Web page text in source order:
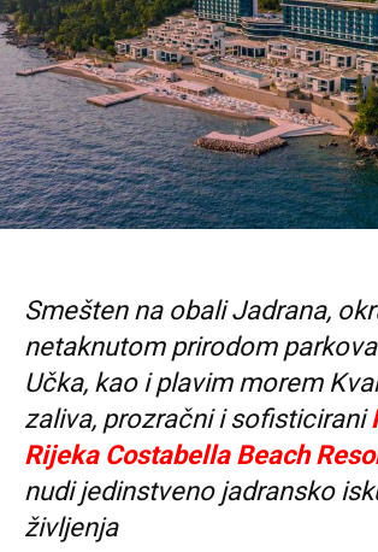
Smešten na obali Jadrana,
netaknutom prirodom
Učka, kao i plavim morem
zaliva, prozračni i sofisticirani
Rijeka Costabella Beach
nudi jedinstveno jadransko
življenja